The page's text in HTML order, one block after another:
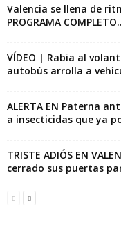
Valencia se llena de
PROGRAMA
VÍDEO | Rabia al
autobús arrolla a
ALERTA EN Paterna
a insecticidas que ya
TRISTE ADIÓS EN
cerrado sus puertas